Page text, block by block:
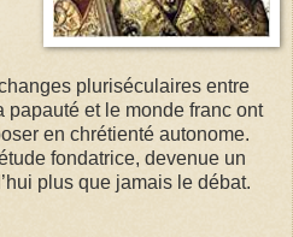
pluriséculaires entre
papauté et le monde franc ont
en chrétienté autonome.
fondatrice, devenue un
plus que jamais le débat.